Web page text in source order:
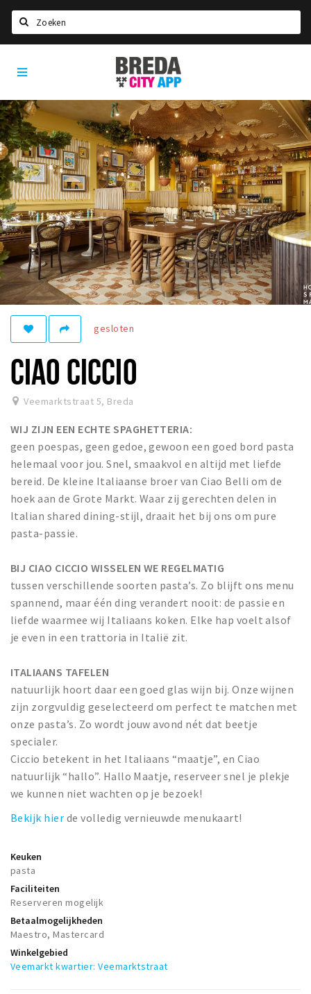
Home
Agenda
Deals
Party pics
Nieuws, interviews & blogs
Eten
Drinken
Slapen
Recreatief
Winkels
Winkelgebieden
Bezienswaardigheden
Musea, theaters & podia
Uitjes & activiteiten
Toeristische routes
Natuurgebieden
Baroniepoorten
Sport
Inloggen
Breda
City
App
gesloten
CIAO CICCIO
Veemarktstraat 5, Breda
WIJ ZIJN EEN ECHTE SPAGHETTERIA:
geen poespas, geen gedoe, gewoon een goed bord pasta
helemaal voor jou. Snel, smaakvol en altijd met liefde
bereid. De kleine Italiaanse broer van Ciao Belli om de
hoek aan de Grote Markt. Waar zij gerechten delen in
Italian shared dining-stijl, draait het bij ons om pure
pasta-passie.
BIJ CIAO CICCIO WISSELEN WE REGELMATIG
tussen verschillende soorten pasta’s. Zo blijft ons menu
spannend, maar één ding verandert nooit: de passie en
liefde waarmee wij Italiaans koken. Elke hap voelt alsof
je even in een trattoria in Italië zit.
ITALIAANS TAFELEN
natuurlijk hoort daar een goed glas wijn bij. Onze wijnen
zijn zorgvuldig geselecteerd om perfect te matchen met
onze pasta’s. Zo wordt jouw avond nét dat beetje
specialer.
Ciccio betekent in het Italiaans “maatje”, en Ciao
natuurlijk “hallo”. Hallo Maatje, reserveer snel je plekje
we kunnen niet wachten op je bezoek!
Bekijk hier de volledig vernieuwde menukaart!
Keuken
pasta
Faciliteiten
Reserveren mogelijk
Betaalmogelijkheden
Maestro, Mastercard
Winkelgebied
Veemarkt kwartier: Veemarktstraat